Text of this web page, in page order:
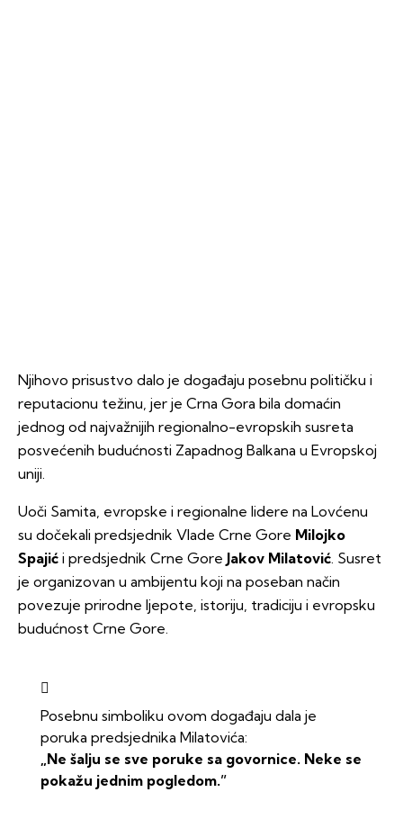
Njihovo prisustvo dalo je događaju posebnu političku i
reputacionu težinu, jer je Crna Gora bila domaćin
jednog od najvažnijih regionalno-evropskih susreta
posvećenih budućnosti Zapadnog Balkana u Evropskoj
uniji.
Uoči Samita, evropske i regionalne lidere na Lovćenu
su dočekali predsjednik Vlade Crne Gore Milojko
Spajić i predsjednik Crne Gore Jakov Milatović . Susret
je organizovan u ambijentu koji na poseban način
povezuje prirodne ljepote, istoriju, tradiciju i evropsku
budućnost Crne Gore.
Posebnu simboliku ovom događaju dala je
poruka predsjednika Milatovića:
„Ne šalju se sve poruke sa govornice. Neke se
pokažu jednim pogledom.”